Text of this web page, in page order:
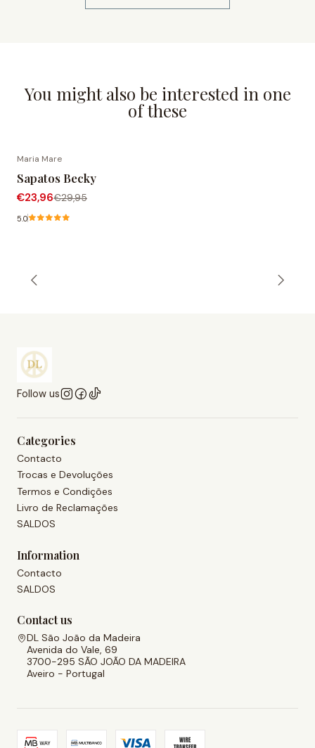
You might also be interested in one
of these
Maria Mare
Sapatos Becky
€23,96€29,95
5.0
Follow us
Categories
Contacto
Trocas e Devoluções
Termos e Condições
Livro de Reclamações
SALDOS
Information
Contacto
SALDOS
Contact us
DL São João da Madeira
Avenida do Vale, 69
3700-295 SÃO JOÃO DA MADEIRA
Aveiro - Portugal